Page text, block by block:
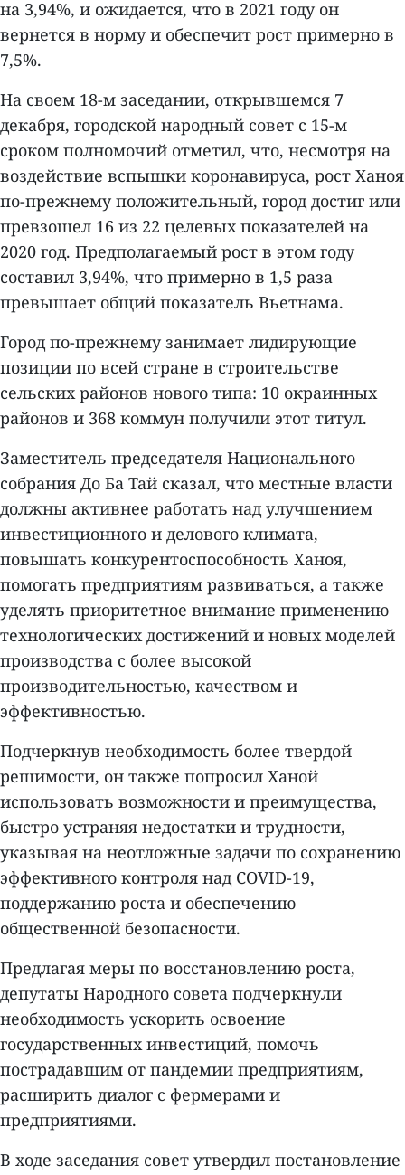
на 3,94%, и ожидается, что в 2021 году он
вернется в норму и обеспечит рост примерно в
7,5%.
На своем 18-м заседании, открывшемся 7
декабря, городской народный совет с 15-м
сроком полномочий отметил, что, несмотря на
воздействие вспышки коронавируса, рост Ханоя
по-прежнему положительный, город достиг или
превзошел 16 из 22 целевых показателей на
2020 год. Предполагаемый рост в этом году
составил 3,94%, что примерно в 1,5 раза
превышает общий показатель Вьетнама.
Город по-прежнему занимает лидирующие
позиции по всей стране в строительстве
сельских районов нового типа: 10 окраинных
районов и 368 коммун получили этот титул.
Заместитель председателя Национального
собрания До Ба Тай сказал, что местные власти
должны активнее работать над улучшением
инвестиционного и делового климата,
повышать конкурентоспособность Ханоя,
помогать предприятиям развиваться, а также
уделять приоритетное внимание применению
технологических достижений и новых моделей
производства с более высокой
производительностью, качеством и
эффективностью.
Подчеркнув необходимость более твердой
решимости, он также попросил Ханой
использовать возможности и преимущества,
быстро устраняя недостатки и трудности,
указывая на неотложные задачи по сохранению
эффективного контроля над COVID-19,
поддержанию роста и обеспечению
общественной безопасности.
Предлагая меры по восстановлению роста,
депутаты Народного совета подчеркнули
необходимость ускорить освоение
государственных инвестиций, помочь
пострадавшим от пандемии предприятиям,
расширить диалог с фермерами и
предприятиями.
В ходе заседания совет утвердил постановление